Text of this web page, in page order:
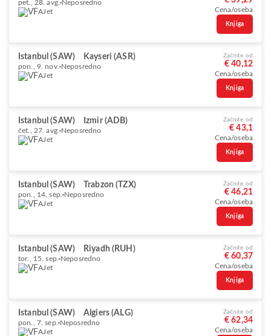
pet., 28. avg. Neposredno
AJet
Cena/oseba
Knjiga
Istanbul (SAW) Kayseri (ASR)
pon., 9. nov. Neposredno
AJet
Začnite od
€ 40,12
Cena/oseba
Knjiga
Istanbul (SAW) Izmir (ADB)
čet., 27. avg. Neposredno
AJet
Začnite od
€ 43,1
Cena/oseba
Knjiga
Istanbul (SAW) Trabzon (TZX)
pon., 14. sep. Neposredno
AJet
Začnite od
€ 46,21
Cena/oseba
Knjiga
Istanbul (SAW) Riyadh (RUH)
tor., 15. sep. Neposredno
AJet
Začnite od
€ 60,37
Cena/oseba
Knjiga
Istanbul (SAW) Algiers (ALG)
pon., 7. sep. Neposredno
AJet
Začnite od
€ 62,34
Cena/oseba